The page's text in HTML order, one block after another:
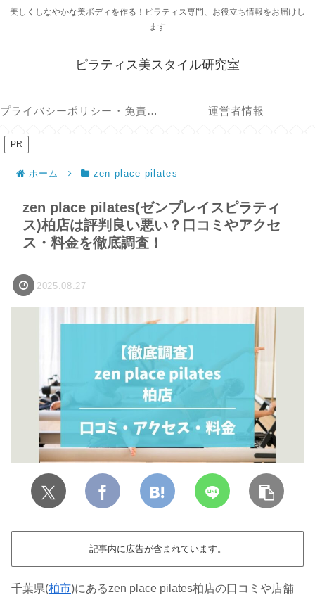
美しくしなやかな美ボディを作る！ピラティス専門、お役立ち情報をお届けし
ます
ピラティス美スタイル研究室
プライバシーポリシー・免責事項 運営者情報
PR
ホーム zen place pilates
zen place pilates(ゼンプレイスピラティ
ス)柏店は評判良い悪い？口コミやアクセ
ス・料金を徹底調査！
2025.08.27
記事内に広告が含まれています。
千葉県(柏市)にあるzen place pilates柏店の口コミや店舗